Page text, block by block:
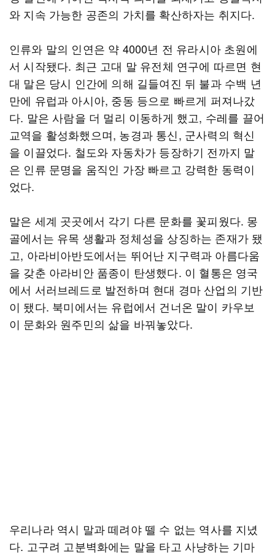
와 지속 가능한 공존의 가치를 확산하자는 취지다.
인류와 말의 인연은 약 4000년 전 유라시아 초원에
서 시작됐다. 최근 고대 말 유전체 연구에 따르면 현
대 말은 당시 인간에 의해 길들여진 뒤 불과 수백 년
만에 유럽과 아시아, 중동 등으로 빠르게 퍼져나갔
다. 말은 사람을 더 멀리 이동하게 했고, 수레를 끌어
교역을 활성화했으며, 농경과 통신, 군사력의 혁신
을 이끌었다. 철도와 자동차가 등장하기 전까지 말
은 인류 문명을 움직인 가장 빠르고 강력한 동력이
었다.
말은 세계 곳곳에서 각기 다른 문화를 꽃피웠다. 몽
골에서는 유목 생활과 정체성을 상징하는 존재가 됐
고, 아라비아반도에서는 뛰어난 지구력과 아름다움
을 갖춘 아라비안 품종이 탄생했다. 이 혈통은 영국
에서 서러브레드로 발전하며 현대 경마 산업의 기반
이 됐다. 북미에서는 유럽에서 건너온 말이 카우보
이 문화와 원주민의 삶을 바꿔놓았다.
우리나라 역시 말과 떼려야 뗄 수 없는 역사를 지녔
다. 고구려 고분벽화에는 말을 타고 사냥하는 기마